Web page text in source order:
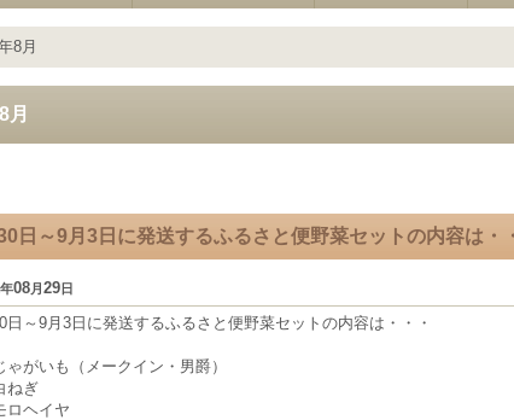
8月
月
日～9月3日に発送するふるさと便野菜セットの内容は・
年08月29日
日～9月3日に発送するふるさと便野菜セットの内容は・・・
がいも（メークイン・男爵）
ぎ
ヘイヤ